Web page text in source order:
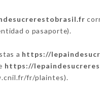
o pasaporte).
a https://
https://
fr/plaintes).